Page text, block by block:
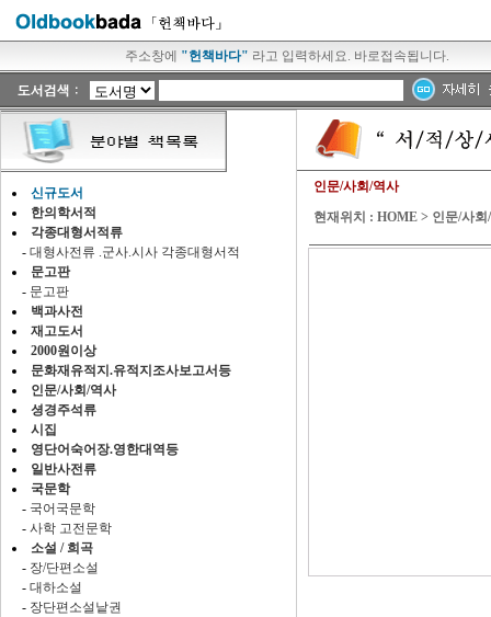
주소창에 "헌책바다" 라고 입력하세요. 바로접속됩니다.
신규도서
한의학서적
각종대형서적류
- 대형사전류 .군사.시사 각종대형서적
문고판
- 문고판
백과사전
재고도서
2000원이상
문화재유적지.유적지조사보고서등
인문/사회/역사
셩경주석류
시집
영단어숙어장.영한대역등
일반사전류
국문학
- 국어국문학
- 사학 고전문학
소설 / 희곡
- 장/단편소설
- 대하소설
- 장단편소설낱권
인문/사회/역사
현재위치 : HOME > 인문/사회